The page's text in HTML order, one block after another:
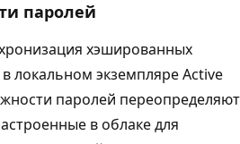
паролей
хэшированных
локальном экземпляре Active
паролей переопределяют
в облаке для